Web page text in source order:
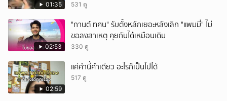
01:35 531 ดู
02:53
"กานต์ ทศน" รับตั้งหลักเยอะหลังเลิก "แพมมี่" ไม่
ขอลงสาเหตุ คุยกันได้เหมือนเดิม
330 ดู
02:59
แค่คำนี้คำเดียว อะไรก็เป็นไปได้
517 ดู